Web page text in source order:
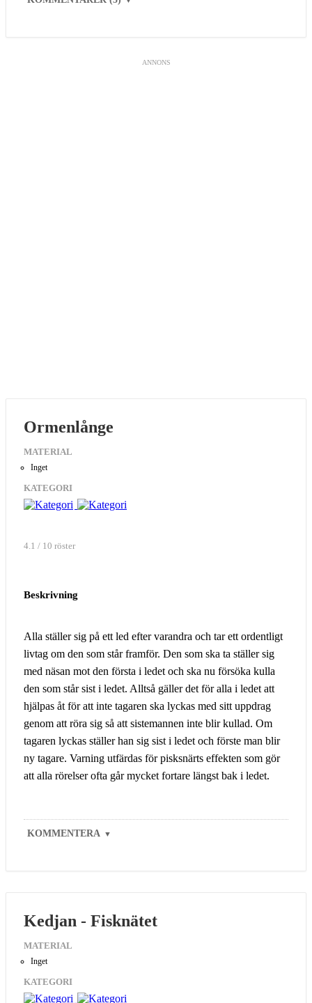
ANNONS
Ormenlånge
MATERIAL
Inget
KATEGORI
4.1 / 10 röster
Beskrivning
Alla ställer sig på ett led efter varandra och tar ett ordentligt
livtag om den som står framför. Den som ska ta ställer sig
med näsan mot den första i ledet och ska nu försöka kulla
den som står sist i ledet. Alltså gäller det för alla i ledet att
hjälpas åt för att inte tagaren ska lyckas med sitt uppdrag
genom att röra sig så att sistemannen inte blir kullad. Om
tagaren lyckas ställer han sig sist i ledet och förste man blir
ny tagare. Varning utfärdas för pisksnärts effekten som gör
att alla rörelser ofta går mycket fortare längst bak i ledet.
KOMMENTERA ▼
Kedjan - Fisknätet
MATERIAL
Inget
KATEGORI